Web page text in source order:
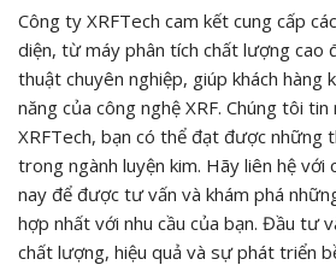
Công ty XRFTech cam kết cung cấp
diện, từ máy phân tích chất lượng cao
thuật chuyên nghiệp, giúp khách hàng
năng của công nghệ XRF. Chúng tôi
XRFTech, bạn có thể đạt được những
trong ngành luyện kim. Hãy liên hệ với
nay để được tư vấn và khám phá
hợp nhất với nhu cầu của bạn. Đầu tư
chất lượng, hiệu quả và sự phát triển